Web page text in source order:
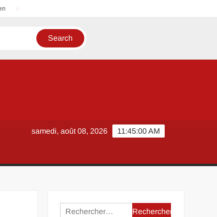
11:45:00 AM
samedi, août 08, 2026
Rechercher :